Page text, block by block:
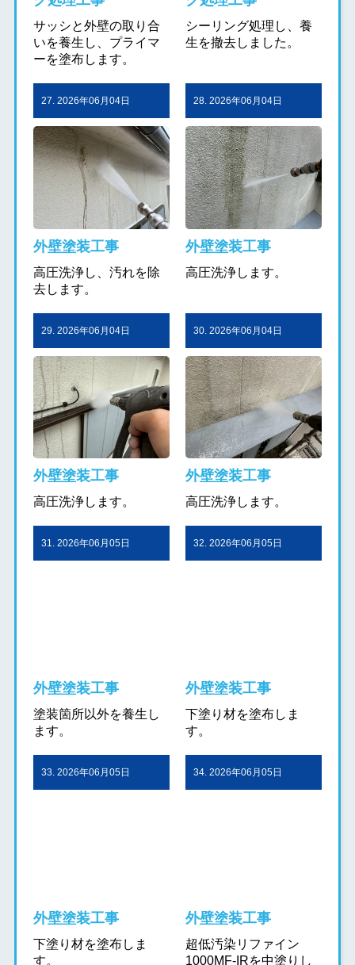
サッシと外壁の取り合
いを養生し、プライマ
ーを塗布します。
シーリング処理し、養
生を撤去しました。
27. 2026年06月04日
外壁塗装工事
高圧洗浄し、汚れを除
去します。
28. 2026年06月04日
外壁塗装工事
高圧洗浄します。
29. 2026年06月04日
外壁塗装工事
高圧洗浄します。
30. 2026年06月04日
外壁塗装工事
高圧洗浄します。
31. 2026年06月05日
外壁塗装工事
塗装箇所以外を養生し
ます。
32. 2026年06月05日
外壁塗装工事
下塗り材を塗布しま
す。
33. 2026年06月05日
外壁塗装工事
下塗り材を塗布しま
す。
34. 2026年06月05日
外壁塗装工事
超低汚染リファイン
1000MF-IRを中塗りし